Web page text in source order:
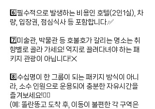
6️⃣필수적으로 발생하는 비용인 호텔(2인1실), 차
량, 입장권, 점심식사 등 포함합니다.✅
7️⃣미술관, 박물관 등 호불호가 갈리는 명소는 취
향별로 골라 가세요! 억지로 끌려다녀야 하는 패
키지 관광이 아닙니다!❌
8️⃣수십명이 한 그룹이 되는 패키지 방식이 아니
라, 소수 인원으로 운용되어 충분한 자유시간을
즐겨보세요!🙆‍♀️
(예: 똘란똥고 도착 후, 이동이 불편한 각 구역은